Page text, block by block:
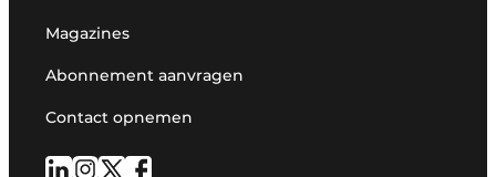
Magazines
Abonnement aanvragen
Contact opnemen